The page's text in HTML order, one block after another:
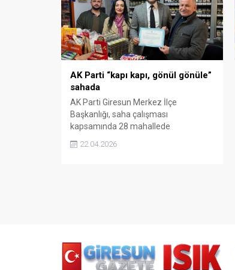
AK Parti “kapı kapı, gönül gönüle”
sahada
AK Parti Giresun Merkez İlçe
Başkanlığı, saha çalışması
kapsamında 28 mahallede
gönül gönüle” sloganıyla yürütülen
22.04.2026